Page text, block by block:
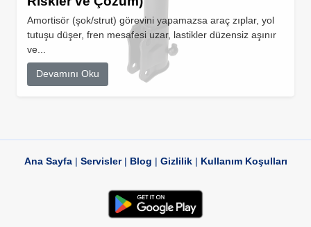
Amortisör (şok/strut) görevini yapamazsa araç zıplar, yol
tutuşu düşer, fren mesafesi uzar, lastikler düzensiz aşınır
ve...
Devamını Oku
Ana Sayfa| Servisler| Blog | Gizlilik| Kullanım Koşulları